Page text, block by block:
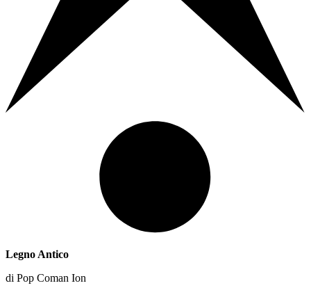
Legno Antico
di Pop Coman Ion